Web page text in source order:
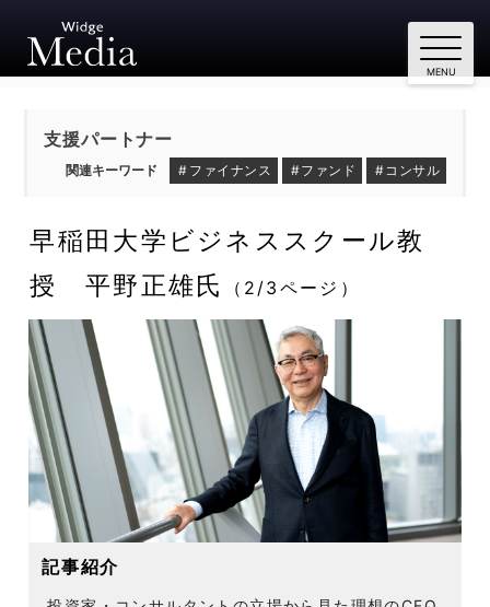
支援パートナー
ファイナンス ファンド コンサル
早稲田大学ビジネススクール教
授 平野正雄氏
（2/3ページ）
記事紹介